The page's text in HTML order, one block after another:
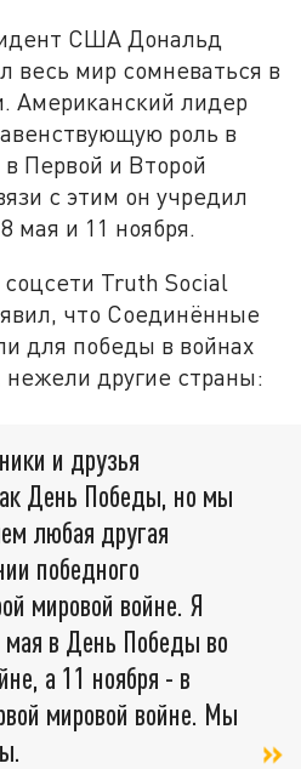
США Дональд
весь мир сомневаться в
Американский лидер
роль в
Первой и Второй
с этим он учредил
мая и 11 ноября.
Truth Social
что Соединённые
для победы в войнах
другие страны:
и друзья
День Победы, но мы
любая другая
победного
мировой войне. Я
в День Победы во
а 11 ноября - в
мировой войне. Мы